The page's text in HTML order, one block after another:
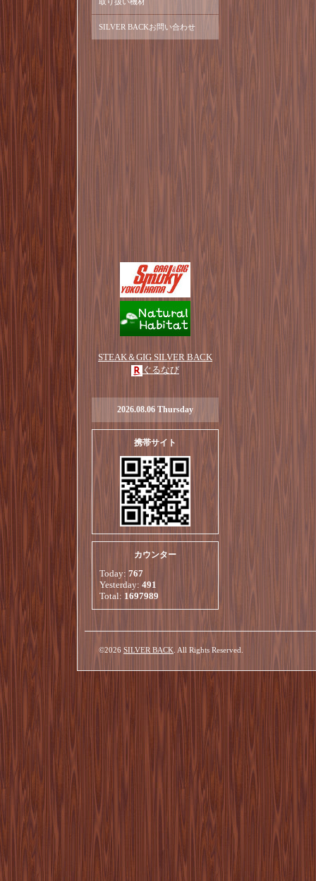
SILVER BACKお問い合わせ
STEAK＆GIG SILVER BACK
ぐるなび
2026.08.06 Thursday
携帯サイト
カウンター
Today: 767
Yesterday: 491
Total: 1697989
©2026 SILVER BACK . All Rights Reserved.